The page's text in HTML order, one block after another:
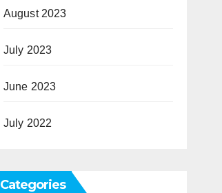
August 2023
July 2023
June 2023
July 2022
Categories